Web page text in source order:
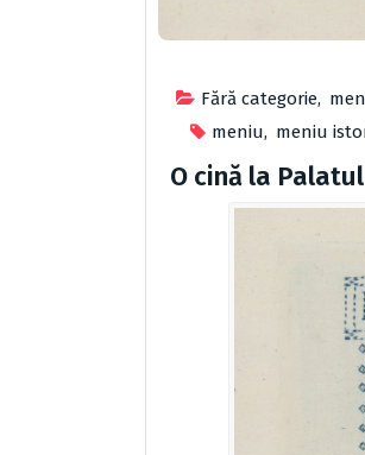
Fără categorie,
meniu, meniu
O cină la